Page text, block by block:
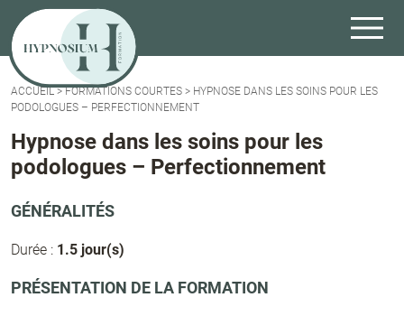
ACCUEIL>FORMATIONS COURTES > HYPNOSE DANS LES SOINS POUR LES
PODOLOGUES – PERFECTIONNEMENT
Hypnose dans les soins pour les
podologues – Perfectionnement
GÉNÉRALITÉS
Durée : 1.5 jour(s)
PRÉSENTATION DE LA FORMATION